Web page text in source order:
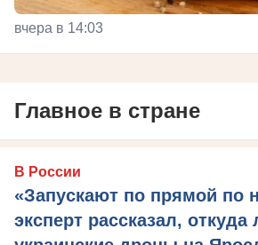
вчера в 14:03
Главное в стране
В России
«Запускают по прямой по
эксперт рассказал, откуда